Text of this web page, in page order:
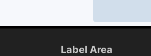
Label Area